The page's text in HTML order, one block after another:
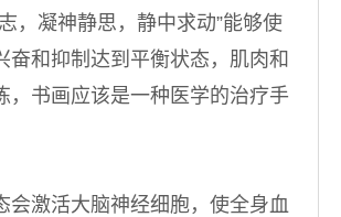
，凝神静思，静中求动”能够使
奋和抑制达到平衡状态，肌肉和
，书画应该是一种医学的治疗手
激活大脑神经细胞，使全身血